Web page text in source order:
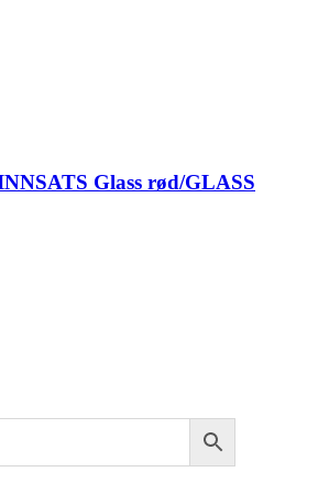
Glass rød/GLASS